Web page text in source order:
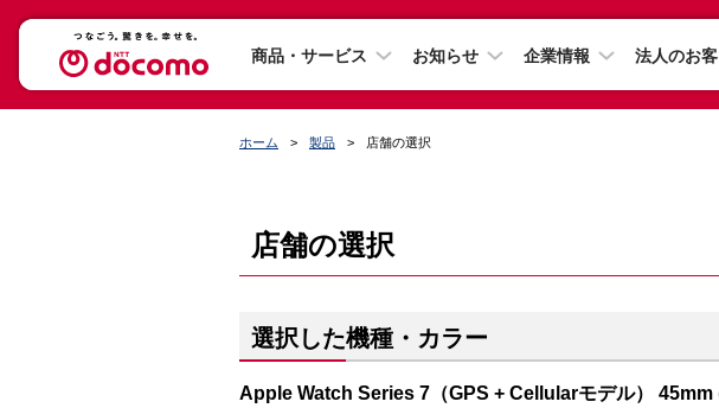
商品・サービス お知らせ 企業情報 法人のお客
ホーム 製品 店舗の選択
店舗の選択
選択した機種・カラー
Apple Watch Series 7（GPS + Cellularモデル）